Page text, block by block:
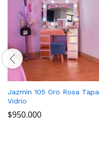
Jazmin 105 Oro Rosa Tapa
Vidrio
$950.000